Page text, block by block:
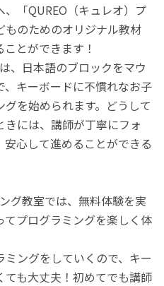
「QUREO（キュレオ）プ
ものためのオリジナル教材
とができます！
、日本語のブロックをマウ
キーボードに不慣れなお子
を始められます。どうして
には、講師が丁寧にフォ
心して進めることができる
グ教室では、無料体験を実
プログラミングを楽しく体
ングをしていくので、キー
も大丈夫！初めてでも講師